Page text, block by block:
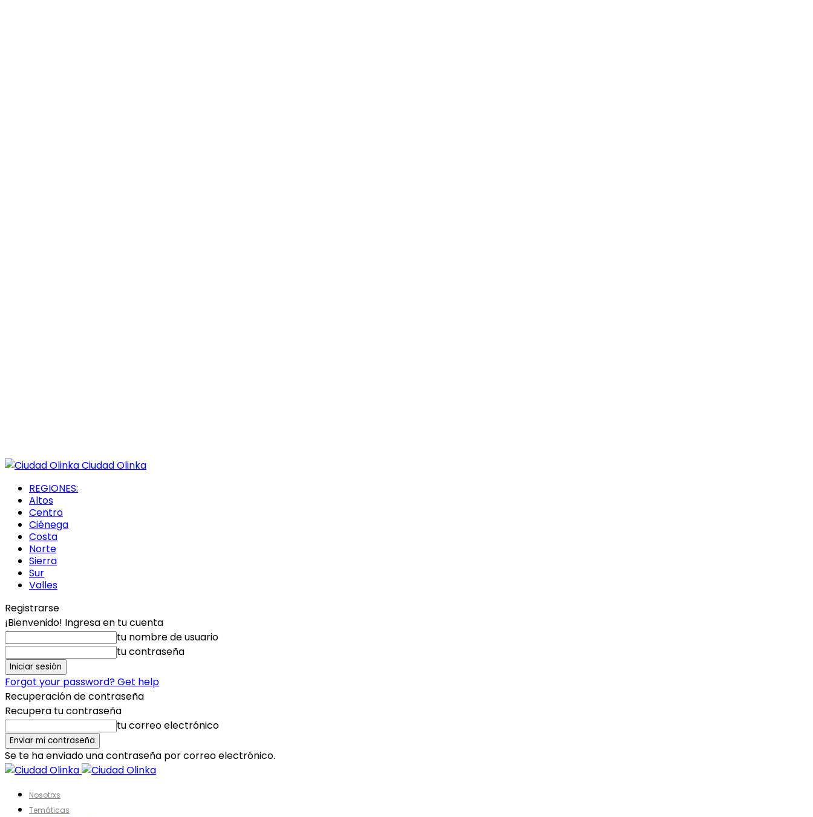
Ciudad Olinka
REGIONES:
Altos
Centro
Ciénega
Costa
Norte
Sierra
Sur
Valles
Registrarse
¡Bienvenido! Ingresa en tu cuenta
tu nombre de usuario
tu contraseña
Forgot your password? Get help
Recuperación de contraseña
Recupera tu contraseña
tu correo electrónico
Se te ha enviado una contraseña por correo electrónico.
Nosotrxs
Temáticas